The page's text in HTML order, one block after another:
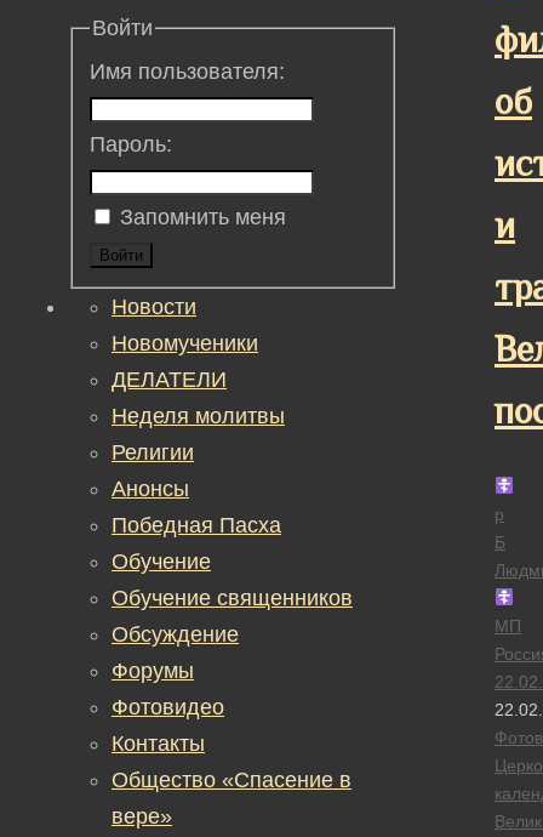
об
и
р
Б
МП
Войти
Имя пользователя:
Пароль:
Запомнить меня
Войти
Новости
Новомученики
ДЕЛАТЕЛИ
Неделя молитвы
Религии
Анонсы
Победная Пасха
Обучение
Обучение священников
Обсуждение
Форумы
Фотовидео
Контакты
Общество «Спасение в
вере»